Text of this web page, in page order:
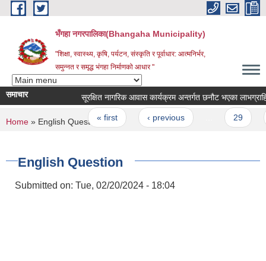
Skip to main content
भँगहा नगरपालिका(Bhangaha Municipality)
"शिक्षा, स्वास्थ्य, कृषि, पर्यटन, संस्कृति र पूर्वाधार: आत्मनिर्भर,
समुन्नत र समृद्ध भंगहा निर्माणको आधार "
समाचार सूरक्षित नागरिक आवास कार्यक्रम अन्तर्गत छनौट भएका
Pages
« first ‹ previous
You are here
Home » English Question
English Question
Submitted on: Tue, 02/20/2024 - 18:04